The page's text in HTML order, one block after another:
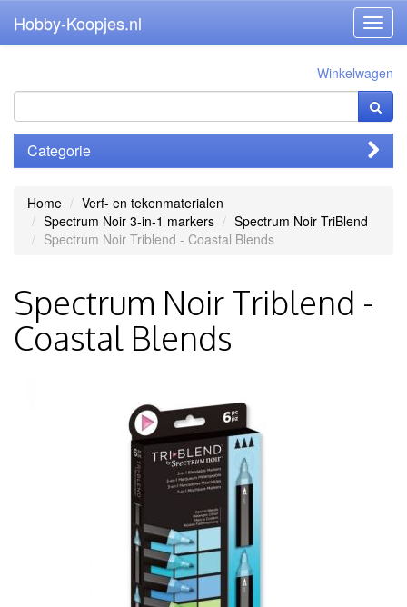
Hobby-Koopjes.nl
Winkelwagen
Categorie
Home
Verf- en tekenmaterialen
Spectrum Noir 3-in-1 markers
Spectrum Noir TriBlend
Spectrum Noir Triblend - Coastal Blends
Spectrum Noir Triblend -
Coastal Blends